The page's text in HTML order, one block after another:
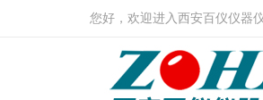
您好，欢迎进入西安百仪仪器